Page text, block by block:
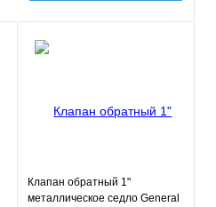
Клапан обратный 1"
металлическое седло General